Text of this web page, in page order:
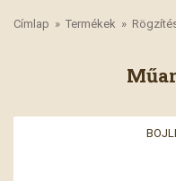
Címlap » Termékek »